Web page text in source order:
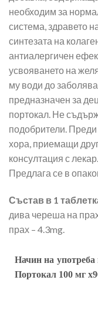
необходим за
система, здравето
синтезата на
антиалергичен
усвояването на
му води до
предназначен за
портокал. Не
подобрители.
хора, приемащи
консултация с
Предлага се в
Състав в 1
дива череша на
прах – 4.3mg.
Начин на употреба
Портокал 100 мг